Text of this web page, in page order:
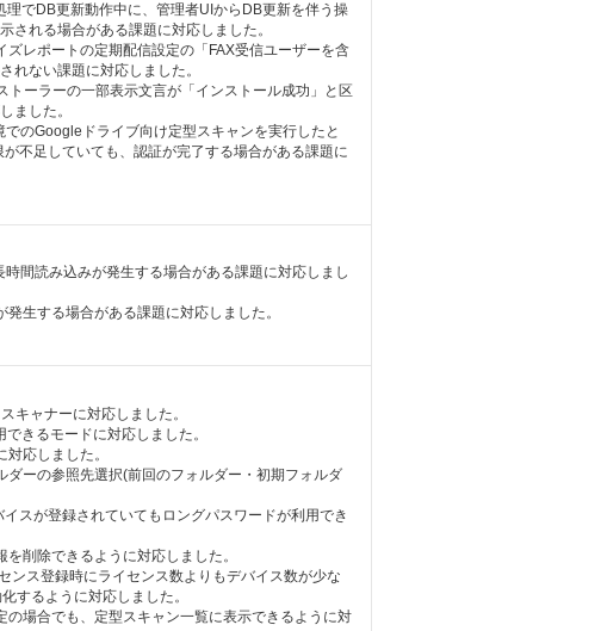
でDB更新動作中に、管理者UIからDB更新を伴う操
される場合がある課題に対応しました。
レポートの定期配信設定の「FAX受信ユーザーを含
れない課題に対応しました。
トーラーの一部表示文言が「インストール成功」と区
ました。
のGoogleドライブ向け定型スキャンを実行したと
不足していても、認証が完了する場合がある課題に
間読み込みが発生する場合がある課題に対応しまし
生する場合がある課題に対応しました。
キャナーに対応しました。
きるモードに対応しました。
応しました。
ーの参照先選択(前回のフォルダー・初期フォルダ
スが登録されていてもロングパスワードが利用でき
削除できるように対応しました。
ンス登録時にライセンス数よりもデバイス数が少な
するように対応しました。
場合でも、定型スキャン一覧に表示できるように対